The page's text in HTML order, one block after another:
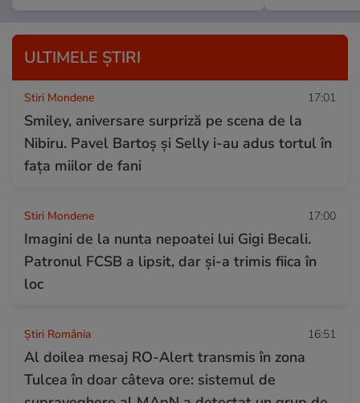
ULTIMELE ȘTIRI
Stiri Mondene 17:01
Smiley, aniversare surpriză pe scena de la
Nibiru. Pavel Bartoș și Selly i-au adus tortul în
fața miilor de fani
Stiri Mondene 17:00
Imagini de la nunta nepoatei lui Gigi Becali.
Patronul FCSB a lipsit, dar și-a trimis fiica în
loc
Știri România 16:51
Al doilea mesaj RO-Alert transmis în zona
Tulcea în doar câteva ore: sistemul de